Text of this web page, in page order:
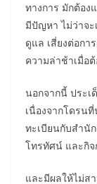
ทางการ มักต้อง
มีปัญหา ไม่ว่าจะ
ดูแล เสี่ยงต่อกา
ความล่าช้าเมื่อ
นอกจากนี้ ประเ
เนื่องจากโดรน
ทะเบียนกับสำนั
โทรทัศน์ และกิ
และมีผลให้ไม่ส